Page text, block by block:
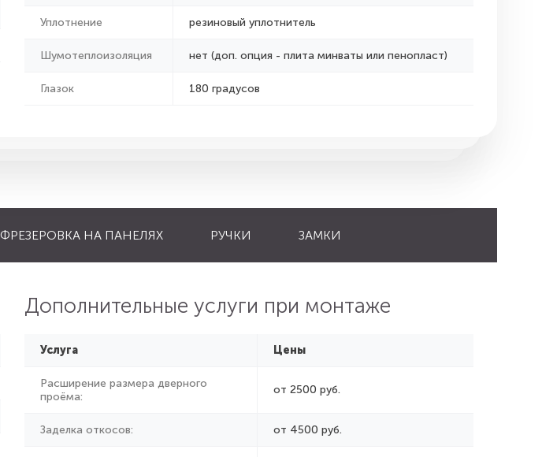
Уплотнение резиновый уплотнитель
Шумотеплоизоляция нет (доп. опция - плита минваты или пенопласт)
Глазок 180 градусов
ФРЕЗЕРОВКА НА ПАНЕЛЯХ РУЧКИ ЗАМКИ
Дополнительные услуги при монтаже
Услуга Цены
Расширение размера дверного
проёма:
от 2500 руб.
Заделка откосов: от 4500 руб.